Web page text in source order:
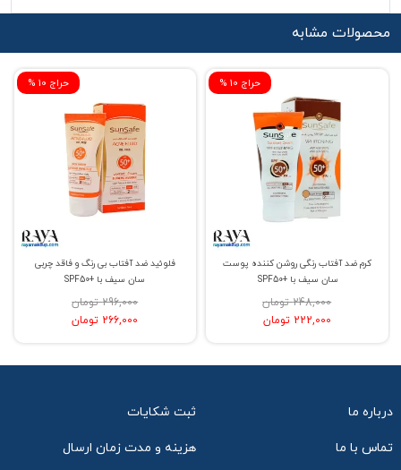
محصولات مشابه
% حراج 10
فلوئید ضد آفتاب بی رنگ و فاقد چربی
سان سیف با +SPF50
296,000 تومان
266,000 تومان
% حراج 10
کرم ضد آفتاب رنگی روشن کننده پوست
سان سیف با +SPF50
248,000 تومان
222,000 تومان
درباره ما ثبت شکایات
تماس با ما هزینه و مدت زمان ارسال